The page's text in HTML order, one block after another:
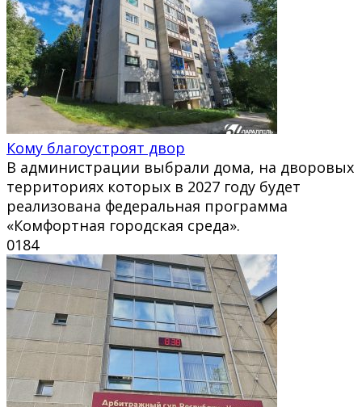
Кому благоустроят двор
В администрации выбрали дома, на дворовых
территориях которых в 2027 году будет
реализована федеральная программа
«Комфортная городская среда».
0184